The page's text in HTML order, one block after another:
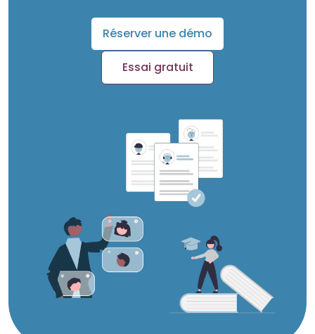
Réserver une démo
Essai gratuit